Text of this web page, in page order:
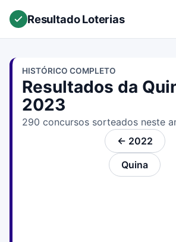
Resultado Loterias
HISTÓRICO COMPLETO
Resultados da
2023
290 concursos sorteados neste
← 2022
Quina